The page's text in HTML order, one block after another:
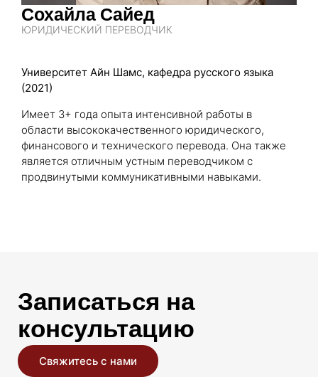
Сохайла Сайед
ЮРИДИЧЕСКИЙ ПЕРЕВОДЧИК
Университет Айн Шамс, кафедра русского языка
(2021)
Имеет 3+ года опыта интенсивной работы в
области высококачественного юридического,
финансового и технического перевода. Она также
является отличным устным переводчиком с
продвинутыми коммуникативными навыками.
Записаться на
консультацию
Свяжитесь с нами